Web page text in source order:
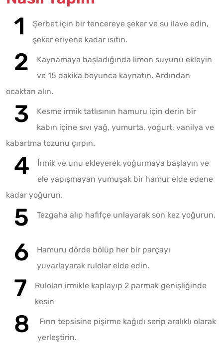
Şerbet için bir tencereye şeker ve su ilave edin,
şeker eriyene kadar ısıtın.
Kaynamaya başladığında limon suyunu ekleyin
ve 15 dakika boyunca kaynatın. Ardından
ocaktan alın.
Kesme irmik tatlısının hamuru için derin bir
kabın içine sıvı yağ, yumurta, yoğurt, vanilya ve
kabartma tozunu çırpın.
İrmik ve unu ekleyerek yoğurmaya başlayın ve
ele yapışmayan yumuşak bir hamur elde edene
kadar yoğurun.
Tezgaha alıp hafifçe unlayarak son kez yoğurun.
Hamuru dörde bölüp her bir parçayı
yuvarlayarak rulolar elde edin.
Ruloları irmikle kaplayıp 2 parmak genişliğinde
kesin
Fırın tepsisine pişirme kağıdı serip aralıklı olarak
yerleştirin.